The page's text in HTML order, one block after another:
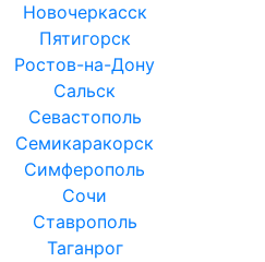
Новочеркасск
Пятигорск
Ростов-на-Дону
Сальск
Севастополь
Семикаракорск
Симферополь
Сочи
Ставрополь
Таганрог